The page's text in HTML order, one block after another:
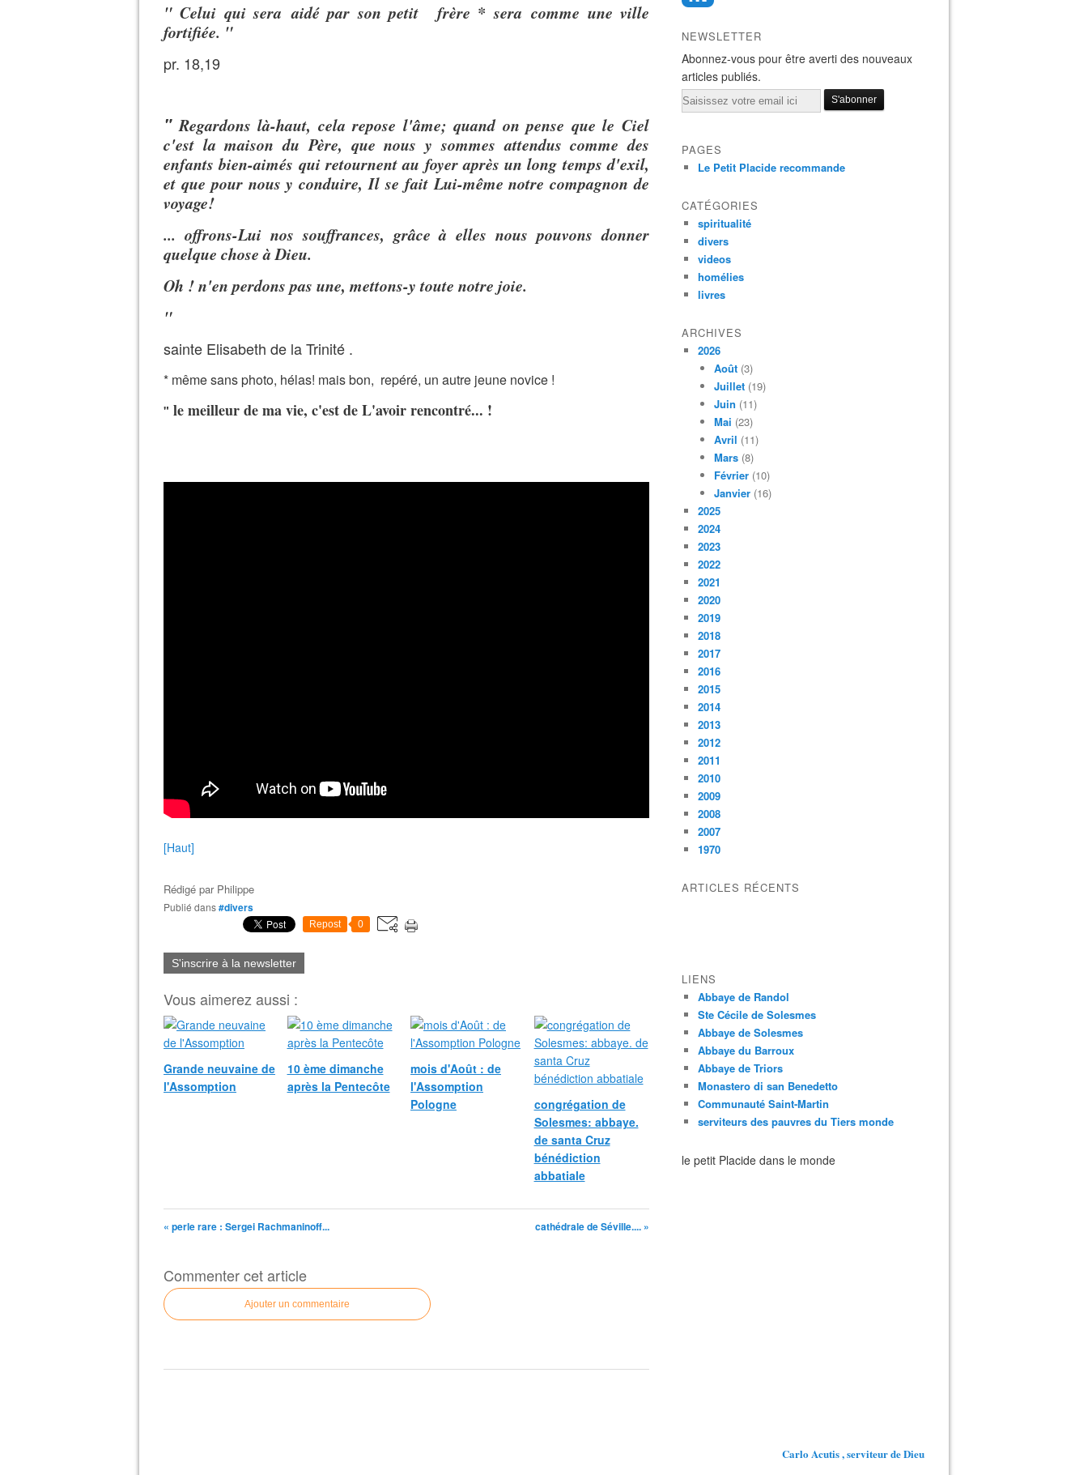
" Celui qui sera aidé par son petit frère * sera comme une ville
fortifiée. "
pr. 18,19
"Regardons là-haut, cela repose l'âme; quand on pense que le Ciel
c'est la maison du Père, que nous y sommes attendus comme des
enfants bien-aimés qui retournent au foyer après un long temps d'exil,
et que pour nous y conduire, Il se fait Lui-même notre compagnon de
voyage!
... offrons-Lui nos souffrances, grâce à elles nous pouvons donner
quelque chose à Dieu.
Oh ! n'en perdons pas une, mettons-y toute notre joie.
"
sainte Elisabeth de la Trinité .
* même sans photo, hélas! mais bon, repéré, un autre jeune novice !
" le meilleur de ma vie, c'est de L'avoir rencontré... !
[Haut]
Rédigé par Philippe
Publié dans#divers
Repost 0
S'inscrire à la newsletter
Vous aimerez aussi :
Grande neuvaine de
l'Assomption
10 ème dimanche
après la Pentecôte
mois d'Août : de
l'Assomption
Pologne
congrégation de
Solesmes: abbaye.
de santa Cruz
bénédiction
abbatiale
« perle rare : Sergei Rachmaninoff... cathédrale de Séville.... »
Commenter cet article
Ajouter un commentaire
NEWSLETTER
Abonnez-vous pour être averti des nouveaux
articles publiés.
Email
PAGES
Le Petit Placide recommande
CATÉGORIES
spiritualité
divers
videos
homélies
livres
ARCHIVES
2026
Août (3)
Juillet (19)
Juin (11)
Mai (23)
Avril (11)
Mars (8)
Février (10)
Janvier (16)
2025
2024
2023
2022
2021
2020
2019
2018
2017
2016
2015
2014
2013
2012
2011
2010
2009
2008
2007
1970
ARTICLES RÉCENTS
LIENS
Abbaye de Randol
Ste Cécile de Solesmes
Abbaye de Solesmes
Abbaye du Barroux
Abbaye de Triors
Monastero di san Benedetto
Communauté Saint-Martin
serviteurs des pauvres du Tiers monde
le petit Placide dans le monde
Carlo Acutis , serviteur de Dieu